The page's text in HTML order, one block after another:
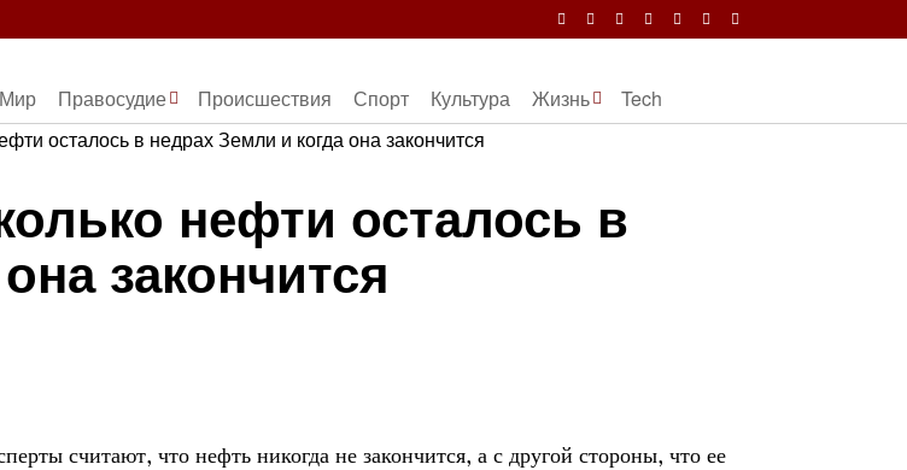
Мир Правосудие Происшествия Спорт Культура Жизнь Tech
нефти осталось в
закончится
считают, что нефть никогда не закончится, а с другой стороны, что ее